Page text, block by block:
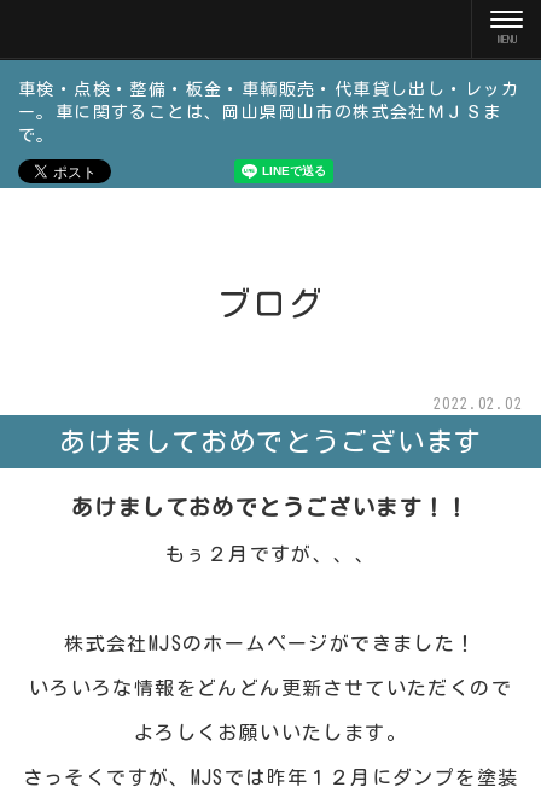
車検・点検・整備・板金・車輌販売・代車貸し出し・レッカ
ー。車に関することは、岡山県岡山市の株式会社ＭＪＳま
で。
ブログ
2022.02.02
あけましておめでとうございます
あけましておめでとうございます！！
もぅ２月ですが、、、
株式会社MJSのホームページができました！
いろいろな情報をどんどん更新させていただくので
よろしくお願いいたします。
さっそくですが、MJSでは昨年１２月にダンプを塗装